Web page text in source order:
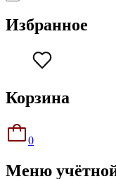
Избранное
Корзина
0
Меню учётной